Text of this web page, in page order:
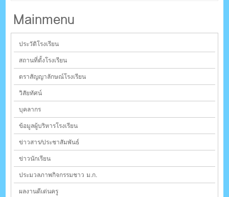
Mainmenu
ประวัติโรงเรียน
สถานที่ตั้งโรงเรียน
ตราสัญญาลักษณ์โรงเรียน
วิสัยทัศน์
บุคลากร
ข้อมูลผู้บริหารโรงเรียน
ข่าวสาร/ประชาสัมพันธ์
ข่าวนักเรียน
ประมวลภาพกิจกรรมชาว ม.ก.
ผลงานดีเด่นครู